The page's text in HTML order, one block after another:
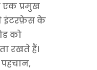
एक प्रमुख
इंटरफ़ेस के
को
रखते हैं।